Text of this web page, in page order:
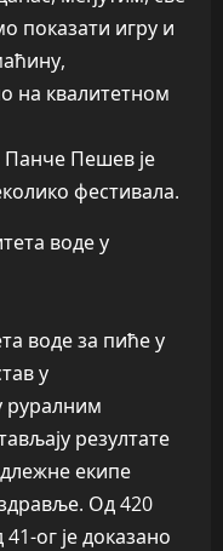
показати игру и
на квалитетном
Пешев је
фестивала.
воде у
воде за пиће у
у
руралним
резултате
екипе
Од 420
ог је доказано